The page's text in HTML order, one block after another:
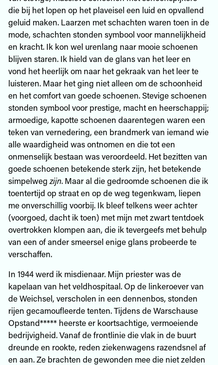
die bij het lopen op het plaveisel een luid en opvallend
geluid maken. Laarzen met schachten waren toen in de
mode, schachten stonden symbool voor mannelijkheid
en kracht. Ik kon wel urenlang naar mooie schoenen
blijven staren. Ik hield van de glans van het leer en
vond het heerlijk om naar het gekraak van het leer te
luisteren. Maar het ging niet alleen om de schoonheid
en het comfort van goede schoenen. Stevige schoenen
stonden symbool voor prestige, macht en heerschappij;
armoedige, kapotte schoenen daarentegen waren een
teken van vernedering, een brandmerk van iemand wie
alle waardigheid was ontnomen en die tot een
onmenselijk bestaan was veroordeeld. Het bezitten van
goede schoenen betekende sterk zijn, het betekende
simpelweg zijn. Maar al die gedroomde schoenen die ik
toentertijd op straat en op de weg tegenkwam, liepen
me onverschillig voorbij. Ik bleef telkens weer achter
(voorgoed, dacht ik toen) met mijn met zwart tentdoek
overtrokken klompen aan, die ik tevergeefs met behulp
van een of ander smeersel enige glans probeerde te
verschaffen.
In 1944 werd ik misdienaar. Mijn priester was de
kapelaan van het veldhospitaal. Op de linkeroever van
de Weichsel, verscholen in een dennenbos, stonden
rijen gecamoufleerde tenten. Tijdens de Warschause
Opstand***** heerste er koortsachtige, vermoeiende
bedrijvigheid. Vanaf de frontlinie die vlak in de buurt
dreunde en rookte, reden ziekenwagens razendsnel af
en aan. Ze brachten de gewonden mee die niet zelden